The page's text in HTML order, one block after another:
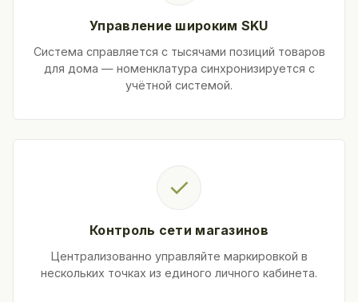
Управление широким SKU
Система справляется с тысячами позиций товаров
для дома — номенклатура синхронизируется с
учётной системой.
✓
Контроль сети магазинов
Централизованно управляйте маркировкой в
нескольких точках из единого личного кабинета.